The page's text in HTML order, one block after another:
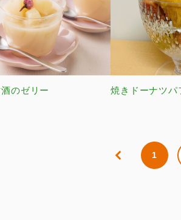
のゼリー 焼きドーナツパ
1